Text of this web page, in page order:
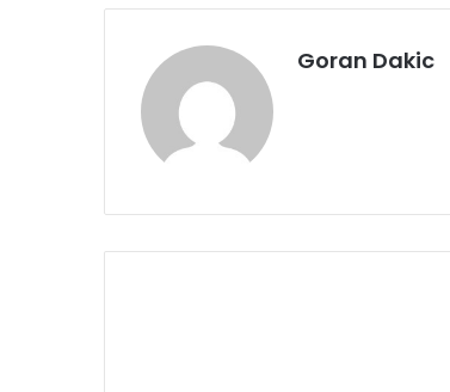
Goran Dakic